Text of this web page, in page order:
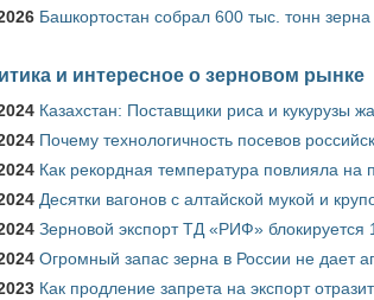
Башкортостан собрал 600 тыс. тонн зерна
и интересное о зерновом рынке
Казахстан: Поставщики риса и кукурузы
Почему технологичность посевов
Как рекордная температура повлияла
Десятки вагонов с алтайской мукой и
Зерновой экспорт ТД «РИФ» блокируется
Огромный запас зерна в России не дает
Как продление запрета на экспорт